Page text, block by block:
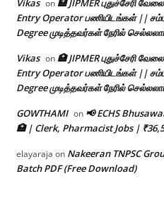
Vikas on🏥 JIPMER புதுச்சேரி
Entry Operator பணியிடங்கள் ||
Degree முடித்தவர்கள் நேரில்
Vikas on🏥 JIPMER புதுச்சேரி
Entry Operator பணியிடங்கள் ||
Degree முடித்தவர்கள் நேரில்
GOWTHAMI on 📢 ECHS
🏥 | Clerk, Pharmacist Jobs |
elayaraja on Nakeeran TNPSC
Batch PDF (Free Download)